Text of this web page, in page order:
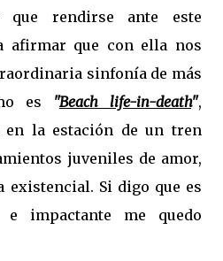
rendirse ante este
afirmar que con ella nos
sinfonía de más
es
"Beach life-in-death",
en la estación de un tren
juveniles de amor,
existencial. Si digo que es
impactante me quedo